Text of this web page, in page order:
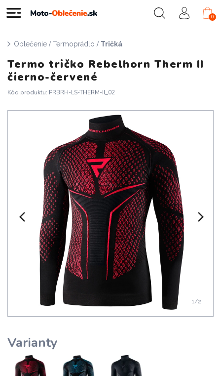
0
Oblečenie / Termoprádlo / Tričká
Termo tričko Rebelhorn Therm II
čierno-červené
Kód produktu: PRBRH-LS-THERM-II_02
1/2
Varianty